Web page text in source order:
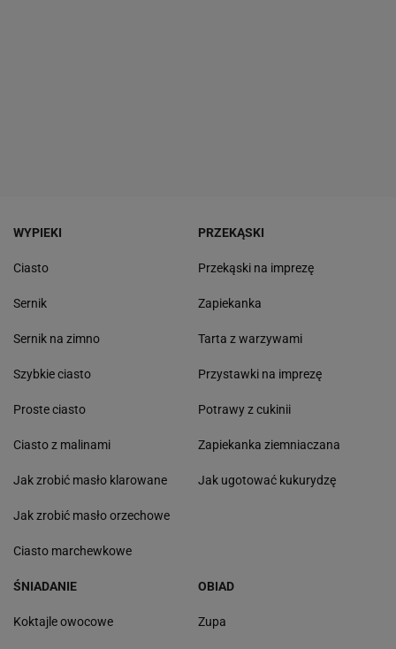
WYPIEKI
Ciasto
Sernik
Sernik na zimno
Szybkie ciasto
Proste ciasto
Ciasto z malinami
Jak zrobić masło klarowane
Jak zrobić masło orzechowe
Ciasto marchewkowe
PRZEKĄSKI
Przekąski na imprezę
Zapiekanka
Tarta z warzywami
Przystawki na imprezę
Potrawy z cukinii
Zapiekanka ziemniaczana
Jak ugotować kukurydzę
ŚNIADANIE
Koktajle owocowe
OBIAD
Zupa